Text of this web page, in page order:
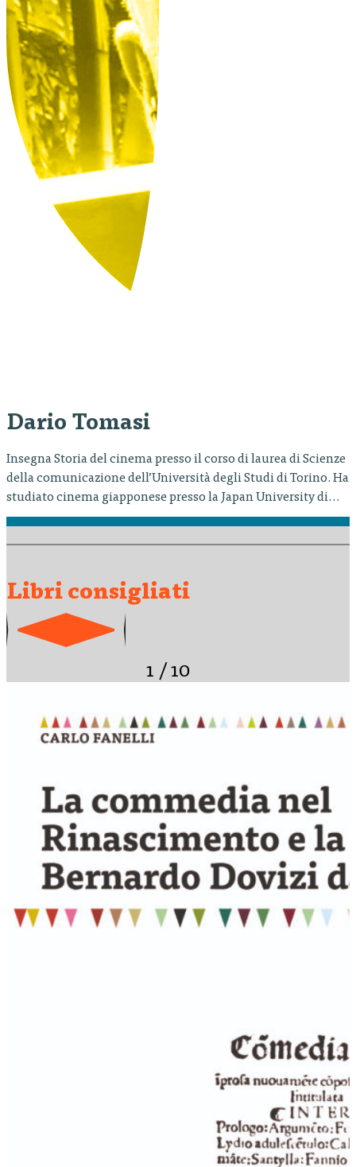
Dario Tomasi
Insegna Storia del cinema presso il corso di laurea di Scienze
della comunicazione dell’Università degli Studi di Torino. Ha
studiato cinema giapponese presso la Japan University di
Tokyo. È autore e curatore di diversi volumi dedicati al
Libri consigliati
1 / 10